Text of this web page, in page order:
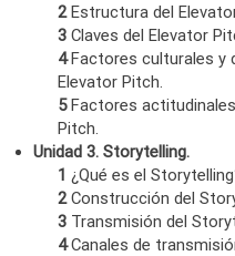
2Estructura del
3 Claves del Elevator
4Factores culturales y
Elevator Pitch.
5Factores
Pitch.
Unidad 3. Storytelling.
1 ¿Qué es el
2Construcción del
3 Transmisión del
4Canales de